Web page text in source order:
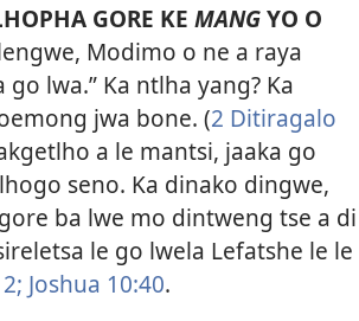
GORE KE MANGYO O
Modimo o ne a raya
lwa.” Ka ntlha yang? Ka
jwa bone. (2 Ditiragalo
a le mantsi, jaaka go
seno. Ka dinako dingwe,
ba lwe mo dintweng tse a di
le go lwela Lefatshe le le
Joshua 10:40.